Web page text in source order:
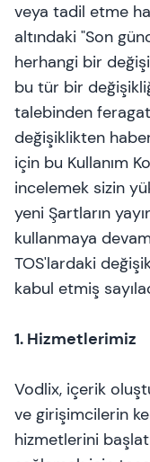
veya tadil etme
altındaki "Son
herhangi bir
bu tür bir
talebinden
değişiklikten
için bu Kullanım
incelemek sizin
yeni Şartların
kullanmaya
TOS'lardaki
kabul etmiş
1. Hizmetlerimiz
Vodlix, içerik
ve girişimcilerin
hizmetlerini